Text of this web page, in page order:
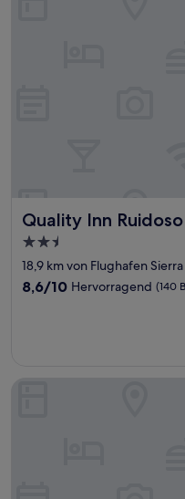
Quality Inn Ruidoso
Quality Inn Ruidoso
2.5-
Sterne-
Unterkunft
18,9 km von Flughafen
8.6
8,6/10 Hervorragend (140